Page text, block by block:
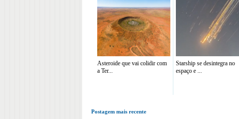
Asteroide que vai colidir com
a Ter...
Starship se desintegra no
espaço e ...
Postagem mais recente